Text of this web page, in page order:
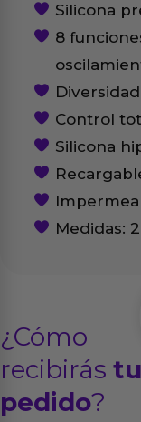
Silicona
8
Control
Silicona
Medidas:
¿Cómo
recibirás tu
pedido?